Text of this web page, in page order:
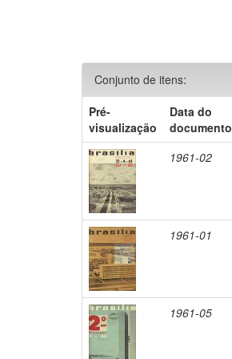
Conjunto de itens:
Pré-
visualização
Data do
documento
1961-02
1961-01
1961-05